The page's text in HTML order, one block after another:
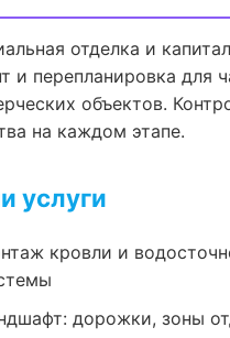
отделка и
и перепланировка для
объектов.
на каждом этапе.
услуги
кровли и
дорожки, зоны